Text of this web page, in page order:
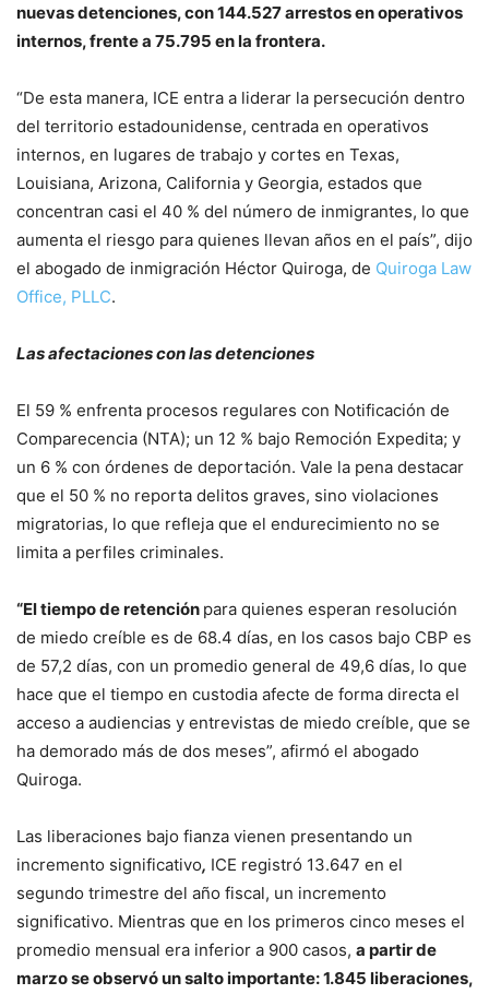
nuevas detenciones, con 144.527 arrestos en operativos
internos, frente a 75.795 en la frontera.
“De esta manera, ICE entra a liderar la persecución dentro
del territorio estadounidense, centrada en operativos
internos, en lugares de trabajo y cortes en Texas,
Louisiana, Arizona, California y Georgia, estados que
concentran casi el 40 % del número de inmigrantes, lo que
aumenta el riesgo para quienes llevan años en el país”, dijo
el abogado de inmigración Héctor Quiroga, de Quiroga Law
Office, PLLC.
Las afectaciones con las detenciones
El 59 % enfrenta procesos regulares con Notificación de
Comparecencia (NTA); un 12 % bajo Remoción Expedita; y
un 6 % con órdenes de deportación. Vale la pena destacar
que el 50 % no reporta delitos graves, sino violaciones
migratorias, lo que refleja que el endurecimiento no se
limita a perfiles criminales.
“El tiempo de retención para quienes esperan resolución
de miedo creíble es de 68.4 días, en los casos bajo CBP es
de 57,2 días, con un promedio general de 49,6 días, lo que
hace que el tiempo en custodia afecte de forma directa el
acceso a audiencias y entrevistas de miedo creíble, que se
ha demorado más de dos meses”, afirmó el abogado
Quiroga.
Las liberaciones bajo fianza vienen presentando un
incremento significativo, ICE registró 13.647 en el
segundo trimestre del año fiscal, un incremento
significativo. Mientras que en los primeros cinco meses el
promedio mensual era inferior a 900 casos, a partir de
marzo se observó un salto importante: 1.845 liberaciones,